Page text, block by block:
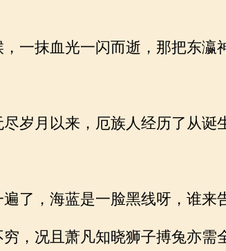
一抹血光一闪而逝，那把东瀛
岁月以来，厄族人经历了从诞
了，海蓝是一脸黑线呀，谁来
，况且萧凡知晓狮子搏兔亦需